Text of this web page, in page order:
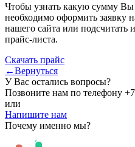
Чтобы узнать какую сумму
необходимо оформить заявку
нашего сайта или подсчитать
прайс-листа.
Скачать прайс
←Вернуться
У Вас остались вопросы?
Позвоните нам по телефону
или
Напишите нам
Почему именно мы?